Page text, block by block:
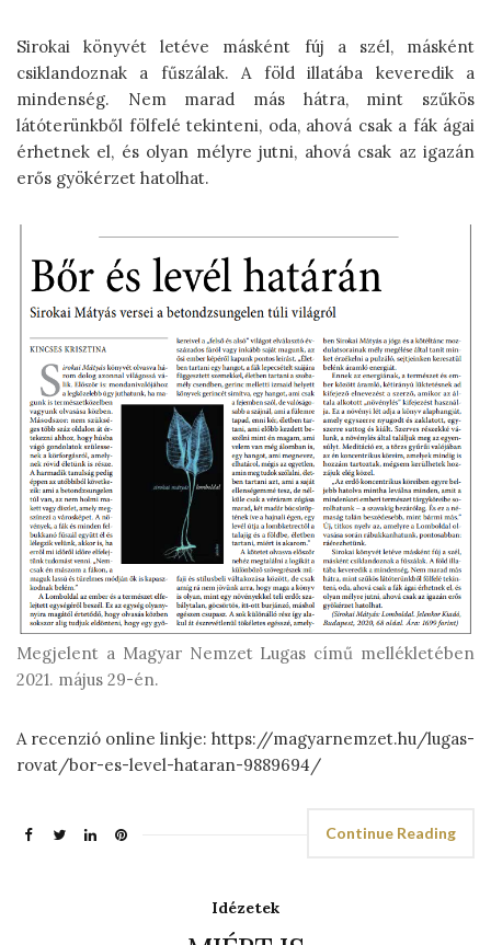
Sirokai könyvét letéve másként fúj a szél, másként
csiklandoznak a fűszálak. A föld illatába keveredik a
mindenség. Nem marad más hátra, mint szűkös
látóterünkből fölfelé tekinteni, oda, ahová csak a fák ágai
érhetnek el, és olyan mélyre jutni, ahová csak az igazán
erős gyökérzet hatolhat.
Megjelent a Magyar Nemzet Lugas című mellékletében
2021. május 29-én.
A recenzió online linkje: https://magyarnemzet.hu/lugas-
rovat/bor-es-level-hataran-9889694/
Continue Reading
Idézetek